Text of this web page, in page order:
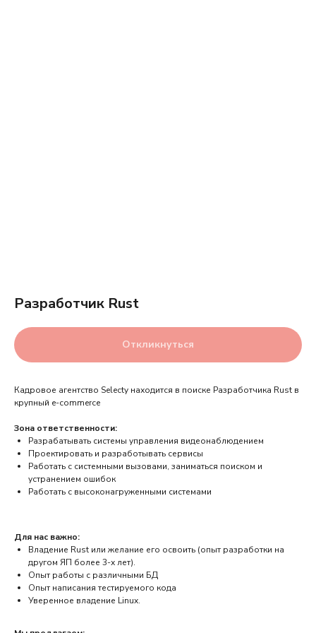
Разработчик Rust
Откликнуться
Кадровое агентство Selecty находится в поиске Разработчика Rust в
крупный e-commerce
Зона ответственности:
Разрабатывать системы управления видеонаблюдением
Проектировать и разработывать сервисы
Работать с системными вызовами, заниматься поиском и
устранением ошибок
Работать с высоконагруженными системами
Для нас важно:
Владение Rust или желание его освоить (опыт разработки на
другом ЯП более 3-х лет).
Опыт работы с различными БД
Опыт написания тестируемого кода
Уверенное владение Linux.